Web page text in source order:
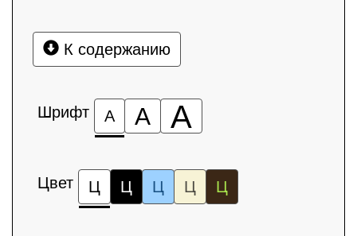
К содержанию
Шрифт А А А
Цвет Ц Ц Ц Ц Ц